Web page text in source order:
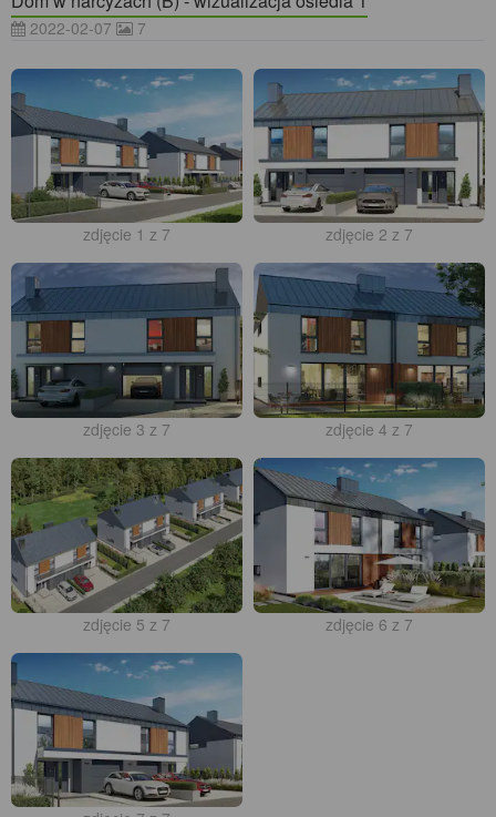
2022-02-07 7
zdjęcie 1 z 7 zdjęcie 2 z 7
zdjęcie 3 z 7 zdjęcie 4 z 7
zdjęcie 5 z 7 zdjęcie 6 z 7